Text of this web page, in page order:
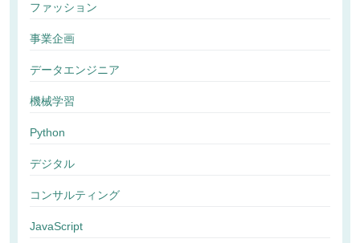
ファッション
事業企画
データエンジニア
機械学習
Python
デジタル
コンサルティング
JavaScript